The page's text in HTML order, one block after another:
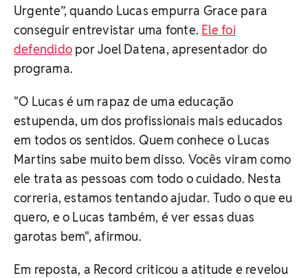
Urgente”, quando Lucas empurra Grace para
conseguir entrevistar uma fonte. Ele foi
defendidopor Joel Datena, apresentador do
programa.
"O Lucas é um rapaz de uma educação
estupenda, um dos profissionais mais educados
em todos os sentidos. Quem conhece o Lucas
Martins sabe muito bem disso. Vocês viram como
ele trata as pessoas com todo o cuidado. Nesta
correria, estamos tentando ajudar. Tudo o que eu
quero, e o Lucas também, é ver essas duas
garotas bem", afirmou.
Em reposta, a Record criticou a atitude e revelou